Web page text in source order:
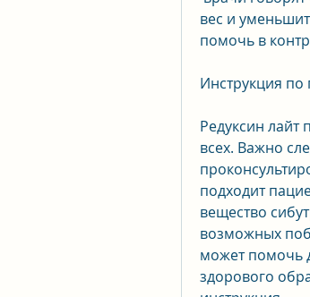
вес и
помочь в
Инструкция
Редуксин лайт
всех. Важно
подходит
вещество
возможных
может помочь
здорового